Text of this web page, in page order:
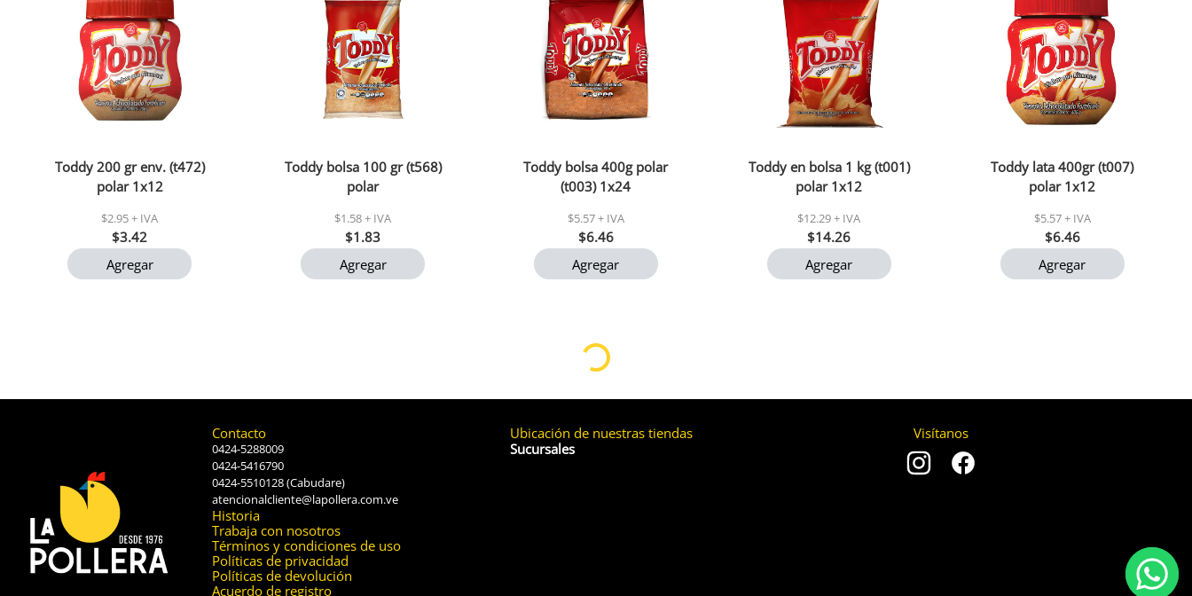
Toddy 200 gr env. (t472)
polar 1x12
$2.95 + IVA
$3.42
Agregar
Toddy bolsa 100 gr (t568)
polar
$1.58 + IVA
$1.83
Agregar
Toddy bolsa 400g polar
(t003) 1x24
$5.57 + IVA
$6.46
Agregar
Toddy en bolsa 1 kg (t001)
polar 1x12
$12.29 + IVA
$14.26
Agregar
Toddy lata 400gr (t007)
polar 1x12
$5.57 + IVA
$6.46
Agregar
Contacto
0424-5288009
0424-5416790
0424-5510128 (Cabudare)
atencionalcliente@lapollera.com.ve
Historia
Trabaja con nosotros
Términos y condiciones de uso
Políticas de privacidad
Políticas de devolución
Acuerdo de registro
Ubicación de nuestras tiendas
Sucursales
Visítanos